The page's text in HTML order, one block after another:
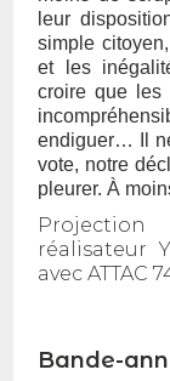
leur
simple
et les
croire que les
endiguer… Il
vote, notre
pleurer. À
réalisateur
avec ATTAC
Bande-